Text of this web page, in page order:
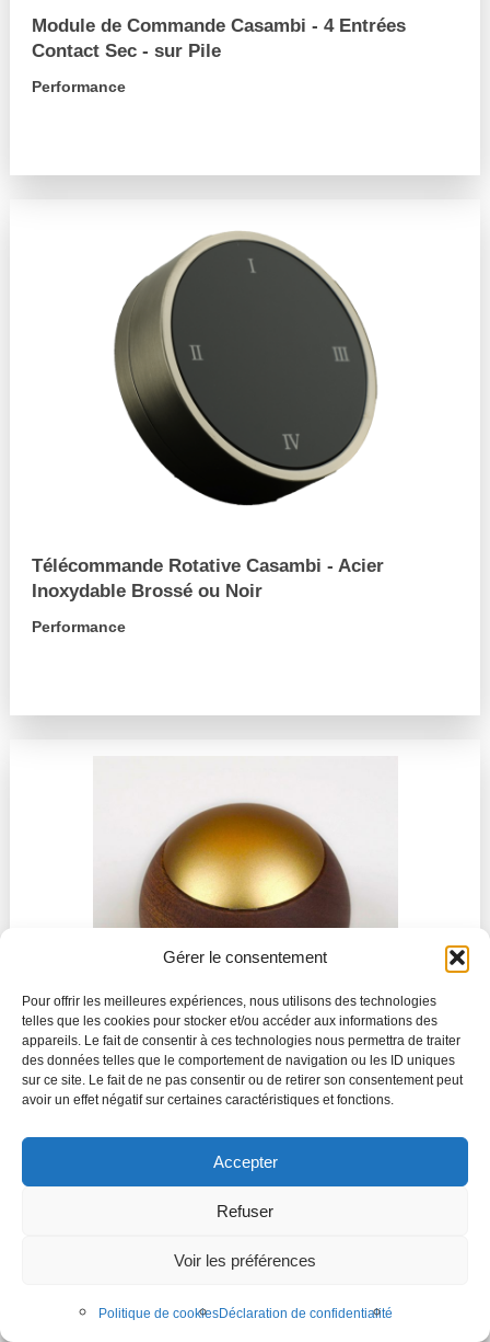
Gérer le consentement
Pour offrir les meilleures expériences, nous utilisons des technologies
telles que les cookies pour stocker et/ou accéder aux informations des
appareils. Le fait de consentir à ces technologies nous permettra de traiter
des données telles que le comportement de navigation ou les ID uniques
sur ce site. Le fait de ne pas consentir ou de retirer son consentement peut
avoir un effet négatif sur certaines caractéristiques et fonctions.
Accepter
Refuser
Voir les préférences
Politique de cookiesDéclaration de confidentialité
Module de Commande Casambi - 4 Entrées
Contact Sec - sur Pile
Performance
Télécommande Rotative Casambi - Acier
Inoxydable Brossé ou Noir
Performance
Contrôleur Rotatif Casambi (LEPUK) - 4 Canaux